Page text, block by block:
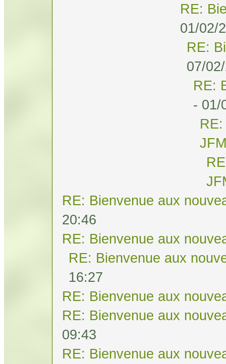
RE:
01/02/
RE:
07/
RE:
- 01/
JFM
RE: Bienvenue aux
20:46
RE: Bienvenue aux
RE: Bienvenue aux
16:27
RE: Bienvenue aux
RE: Bienvenue aux
09:43
RE: Bienvenue aux